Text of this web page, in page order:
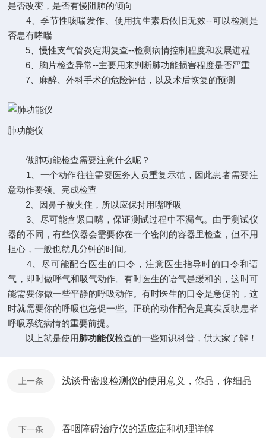
是否改变，是否有慢阻肺的倾向
4、季节性咳喘发作、使用抗生素后依旧无效--可以检测是
否患有哮喘
5、慢性支气管炎定期复查--检测病情控制程度和发展进程
6、胸片检查异常--主要用来判断肺功能损害程度是否严重
7、麻醉、外科手术的危险评估，以及术后恢复的预测
肺功能仪
做肺功能检查需要注意什么呢？
1、一个动作往往需要医务人员重复示范，因此患者需要注
意动作要领。完成检查
2、因鼻子被夹住，所以应保持用嘴呼吸
3、尽可能含紧口嘴，保证测试过程中不漏气。由于测试仪
器的不同，有些仪器会需要你在一个密闭的容器里检查，但不用
担心，一般也就几分钟的时间。
4、尽可能配合医生的口令，注意医生指导时的口令和语
气，即时做呼气和吸气动作。有时医生的语气是缓和的，这时可
能需要你做一些平静的呼吸动作。有时医生的口令是急促的，这
时就需要你的呼吸也急促一些。正确的动作配合是真实反映患者
呼吸系统病情的重要前提。
以上就是使用肺功能仪检查的一些知识科普，供大家了解！
上一条 浅谈骨密度检测仪的使用意义，你品，你细品
下一条 吞咽障碍治疗仪的适应症和机理详解